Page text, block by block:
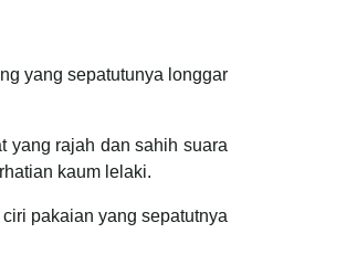
yang sepatutunya longgar
rajah dan sahih suara
kaum lelaki.
pakaian yang sepatutnya